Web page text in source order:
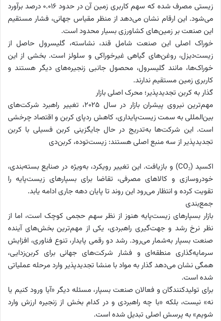
زیستی مصرف شده که سهم کاربری زمین آن در حدود ۰.۰۱۶ درصد برآورد
می‌شود. این ارقام نشان می‌دهد از منظر مقیاس جهانی، فشار مستقیم
این صنعت بر زمین‌های کشاورزی بسیار محدود است.
خوراک اصلی این صنعت شامل قند، نشاسته، گلیسرول حاصل از
زیست‌دیزل، روغن‌های گیاهی غیرخوراکی و سلولز است. بخشی از این
خوراک‌ها، مانند گلیسرول، محصول جانبی زنجیره‌های دیگر هستند و
کاربری زمین مستقیم ندارند.
گذار به کربن تجدیدپذیر؛ محرک اصلی بازار
مهم‌ترین نیروی پیشران بازار در سال ۲۰۲۵، تغییر راهبرد شرکت‌های
بین‌المللی به سمت زیست‌پایداری، کاهش ردپای کربن و اقتصاد چرخشی
است. این شرکت‌ها به‌تدریج در حال جایگزینی کربن فسیلی با کربن
تجدیدپذیر از سه منبع اصلی هستند: زیست‌توده، کربن‌دی
‌اکسید (CO₂) و بازیافت. این تغییر رویکرد، به‌ویژه در صنایع بسته‌بندی،
خودروسازی و کالاهای مصرفی، تقاضا برای بسپارهای زیست‌پایه را
تقویت کرده و انتظار می‌رود این روند تا پایان دهه جاری ادامه یابد.
جمع‌بندی
بازار بسپارهای زیست‌پایه هنوز از نظر سهم حجمی کوچک است، اما از
نظر نرخ رشد و جهت‌گیری راهبردی، یکی از مهم‌ترین بخش‌های آینده
صنعت بسپار به‌شمار می‌رود. رشد دو رقمی پایدار، تنوع فناوری، افزایش
سرمایه‌گذاری منطقه‌ای و فشار شرکت‌های جهانی برای کربن‌زدایی،
همگی نشان می‌دهد گذار به مواد با منشا تجدیدپذیر وارد مرحله عملیاتی
شده است.
برای تولیدکنندگان و فعالان صنعت بسپار، مسئله دیگر «آیا ورود کنیم یا
نه» نیست، بلکه «با چه راهبردی و در کدام بخش از زنجیره ارزش وارد
شویم» به پرسش اصلی تبدیل شده است.